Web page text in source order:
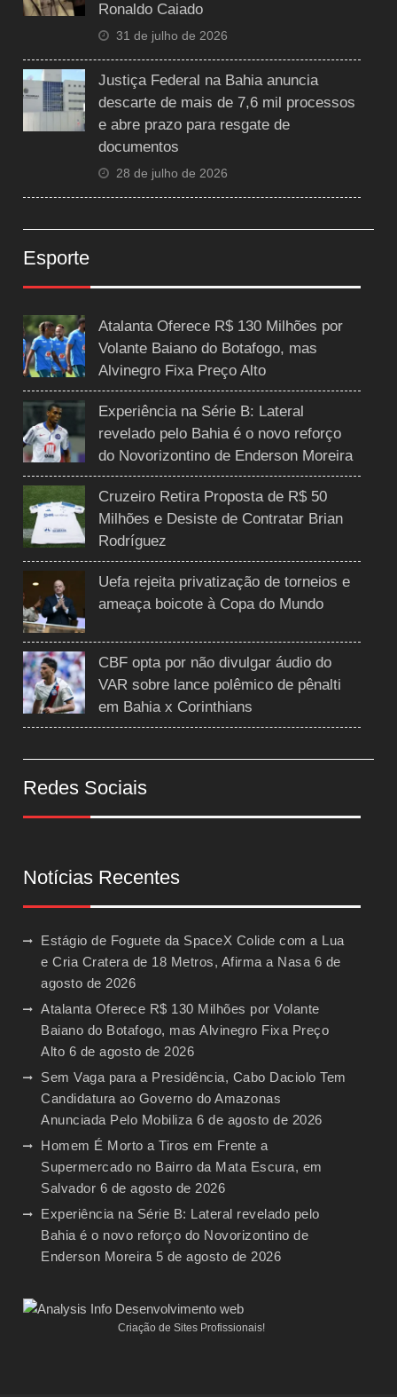
Ronaldo Caiado
31 de julho de 2026
Justiça Federal na Bahia anuncia
descarte de mais de 7,6 mil processos
e abre prazo para resgate de
documentos
28 de julho de 2026
Esporte
Atalanta Oferece R$ 130 Milhões por
Volante Baiano do Botafogo, mas
Alvinegro Fixa Preço Alto
Experiência na Série B: Lateral
revelado pelo Bahia é o novo reforço
do Novorizontino de Enderson Moreira
Cruzeiro Retira Proposta de R$ 50
Milhões e Desiste de Contratar Brian
Rodríguez
Uefa rejeita privatização de torneios e
ameaça boicote à Copa do Mundo
CBF opta por não divulgar áudio do
VAR sobre lance polêmico de pênalti
em Bahia x Corinthians
Redes Sociais
Notícias Recentes
Estágio de Foguete da SpaceX Colide com a Lua
e Cria Cratera de 18 Metros, Afirma a Nasa 6 de
agosto de 2026
Atalanta Oferece R$ 130 Milhões por Volante
Baiano do Botafogo, mas Alvinegro Fixa Preço
Alto 6 de agosto de 2026
Sem Vaga para a Presidência, Cabo Daciolo Tem
Candidatura ao Governo do Amazonas
Anunciada Pelo Mobiliza 6 de agosto de 2026
Homem É Morto a Tiros em Frente a
Supermercado no Bairro da Mata Escura, em
Salvador 6 de agosto de 2026
Experiência na Série B: Lateral revelado pelo
Bahia é o novo reforço do Novorizontino de
Enderson Moreira 5 de agosto de 2026
Criação de Sites Profissionais!